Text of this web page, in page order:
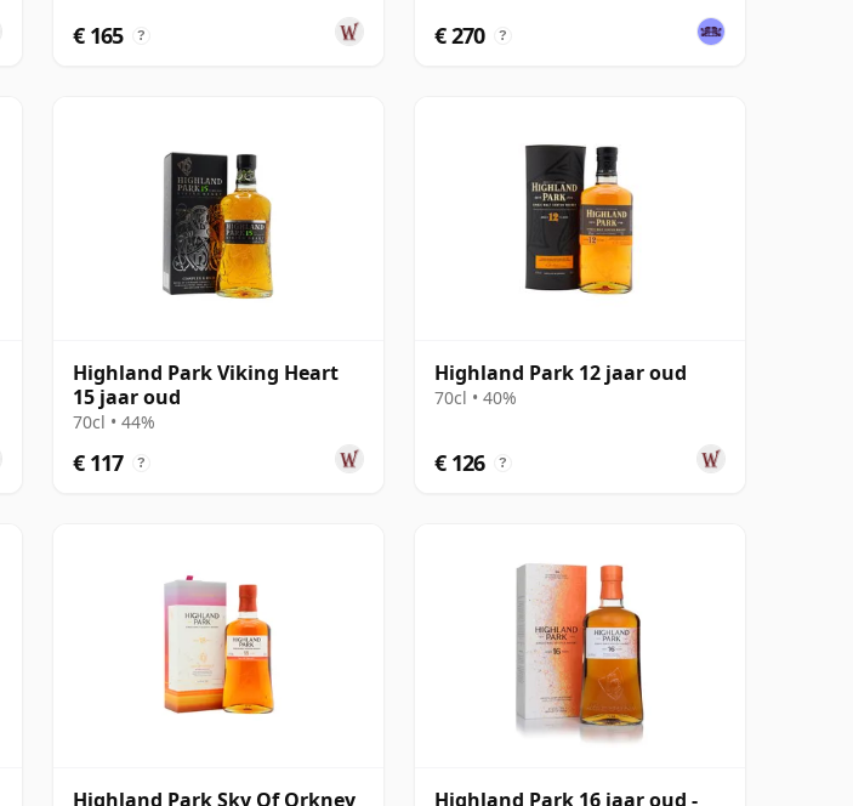
€ 165 ? € 270 ?
Highland Park Viking Heart
15 jaar oud
70cl • 44%
€ 117 ?
Highland Park 12 jaar oud
70cl • 40%
€ 126 ?
Highland Park Sky Of Orkney Highland Park 16 jaar oud -